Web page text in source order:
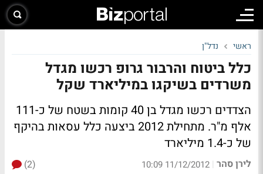
ראשי נדל"ן
כלל ביטוח והרבור גרופ רכשו מגדל
משרדים בשיקגו במיליארד שקל
הצדדים רכשו מגדל בן 40 קומות בשטח של כ-111
אלף מ"ר. מתחילת 2012 ביצעה כלל עסאות בהיקף
של כ-1.4 מיליארד
לירן סהר |
11/12/2012 10:09
(2)